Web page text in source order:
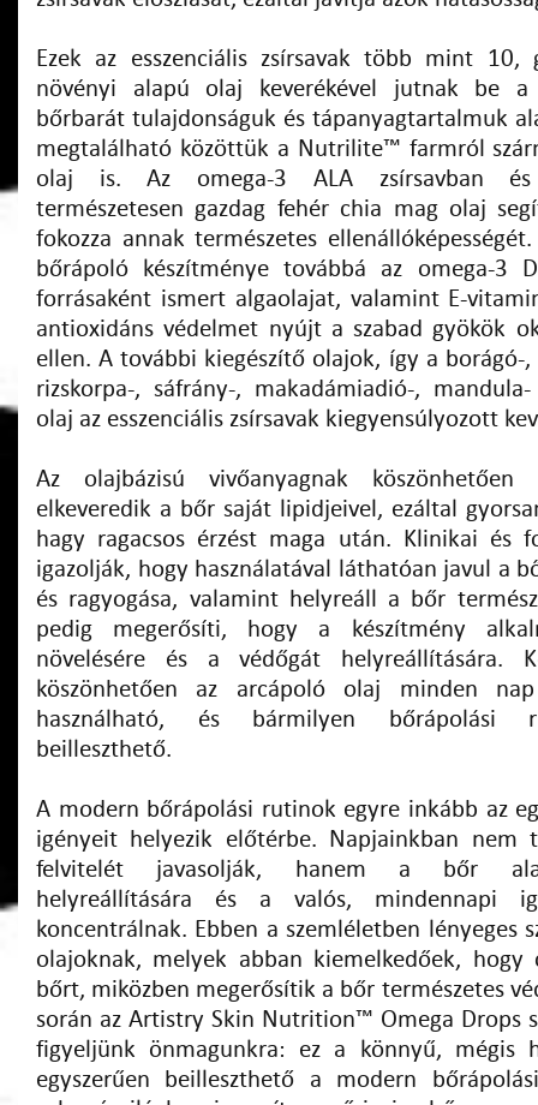
Ezek az esszenciális zsírsavak több mint 10,
növényi alapú olaj keverékével jutnak be
bőrbarát tulajdonságuk és tápanyagtartalmuk
megtalálható közöttük a Nutrilite™ farmról
olaj is. Az omega-3 ALA zsírsavban és
természetesen gazdag fehér chia mag olaj
fokozza annak természetes
bőrápoló készítménye továbbá az omega-3
forrásaként ismert algaolajat, valamint E-
antioxidáns védelmet nyújt a szabad gyökök
ellen. A további kiegészítő olajok, így a borágó-,
rizskorpa-, sáfrány-, makadámiadió-,
olaj az esszenciális zsírsavak kiegyensúlyozott
Az olajbázisú vivőanyagnak
elkeveredik a bőr saját lipidjeivel, ezáltal
hagy ragacsos érzést maga után. Klinikai és
igazolják, hogy használatával láthatóan javul a
és ragyogása, valamint helyreáll a bőr
pedig megerősíti, hogy a készítmény
növelésére és a védőgát helyreállítására.
köszönhetően az arcápoló olaj minden
használható, és bármilyen bőrápolási
beilleszthető.
A modern bőrápolási rutinok egyre inkább az
igényeit helyezik előtérbe. Napjainkban nem
felvitelét javasolják, hanem a bőr
helyreállítására és a valós, mindennapi
koncentrálnak. Ebben a szemléletben lényeges
olajoknak, melyek abban kiemelkedőek,
bőrt, miközben megerősítik a bőr természetes
során az Artistry Skin Nutrition™ Omega Drops
figyeljünk önmagunkra: ez a könnyű, mégis
egyszerűen beilleszthető a modern